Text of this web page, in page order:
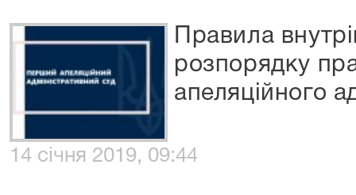
Правила
розпорядку
апеляційного
14 січня 2019, 09:44